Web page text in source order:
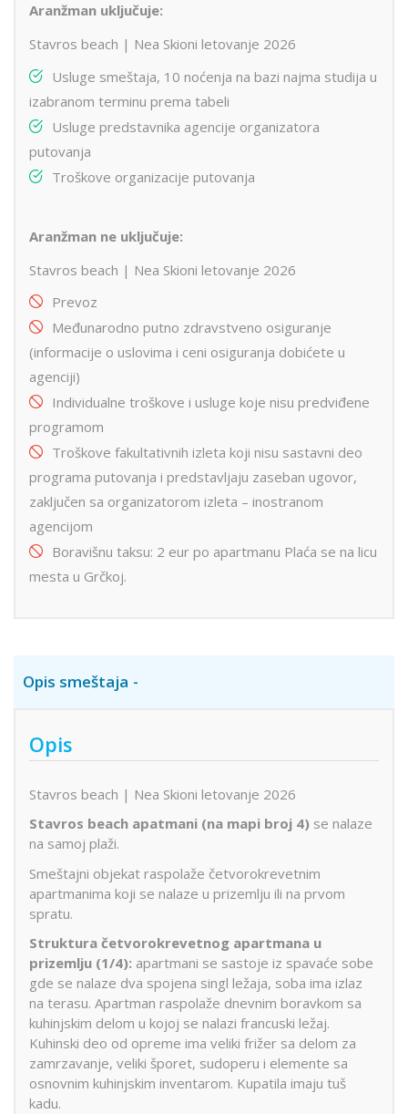
Aranžman uključuje:
Stavros beach | Nea Skioni letovanje 2026
Usluge smeštaja, 10 noćenja na bazi najma studija u
izabranom terminu prema tabeli
Usluge predstavnika agencije organizatora
putovanja
Troškove organizacije putovanja
Aranžman ne uključuje:
Stavros beach | Nea Skioni letovanje 2026
Prevoz
Međunarodno putno zdravstveno osiguranje
(informacije o uslovima i ceni osiguranja dobićete u
agenciji)
Individualne troškove i usluge koje nisu predviđene
programom
Troškove fakultativnih izleta koji nisu sastavni deo
programa putovanja i predstavljaju zaseban ugovor,
zaključen sa organizatorom izleta – inostranom
agencijom
Boravišnu taksu: 2 eur po apartmanu Plaća se na licu
mesta u Grčkoj.
Opis smeštaja
Opis
Stavros beach | Nea Skioni letovanje 2026
Stavros beach apatmani (na mapi broj 4) se nalaze
na samoj plaži.
Smeštajni objekat raspolaže četvorokrevetnim
apartmanima koji se nalaze u prizemlju ili na prvom
spratu.
Struktura četvorokrevetnog apartmana u
prizemlju (1/4): apartmani se sastoje iz spavaće sobe
gde se nalaze dva spojena singl ležaja, soba ima izlaz
na terasu. Apartman raspolaže dnevnim boravkom sa
kuhinjskim delom u kojoj se nalazi francuski ležaj.
Kuhinski deo od opreme ima veliki frižer sa delom za
zamrzavanje, veliki šporet, sudoperu i elemente sa
osnovnim kuhinjskim inventarom. Kupatila imaju tuš
kadu.